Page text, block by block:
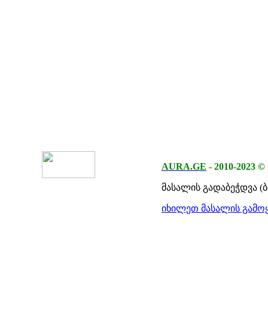
AURA.GE - 2010-2023 ©
მასალის გადაბეჭდვა
იხილეთ მასალის